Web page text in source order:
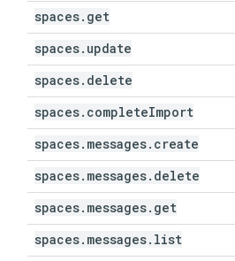
spaces.get
spaces.update
spaces.delete
spaces.completeImport
spaces.messages.create
spaces.messages.delete
spaces.messages.get
spaces.messages.list